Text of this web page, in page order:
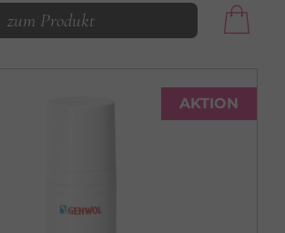
zum Produkt
AKTION